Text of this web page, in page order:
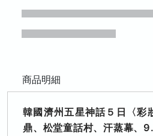
商品明細
韓國濟州五星神話５日〈彩
鼎、松堂童話村、汗蒸幕、